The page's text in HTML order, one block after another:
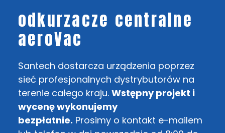
odkurzacze centralne
aeroVac
Santech dostarcza urządzenia poprzez
sieć profesjonalnych dystrybutorów na
terenie całego kraju. Wstępny projekt i
wycenę wykonujemy
bezpłatnie. Prosimy o kontakt e-mailem